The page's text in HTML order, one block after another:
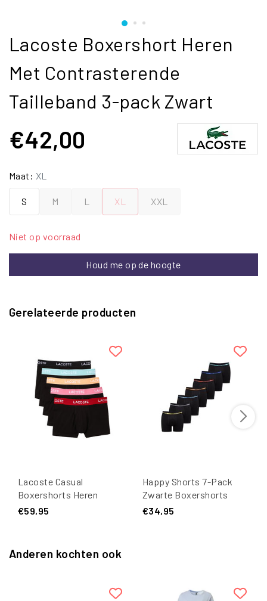
Lacoste Boxershort Heren
Met Contrasterende
Tailleband 3-pack Zwart
€42,00
Maat: XL
S M L XL XXL
Niet op voorraad
Houd me op de hoogte
Gerelateerde producten
Lacoste Casual
Boxershorts Heren
Multipack Zwart 5-Pack
€59,95
Happy Shorts 7-Pack
Zwarte Boxershorts
Heren Multipack
€34,95
Anderen kochten ook